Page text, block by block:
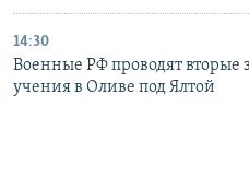
14:30
Военные РФ проводят вторые
учения в Оливе под Ялтой